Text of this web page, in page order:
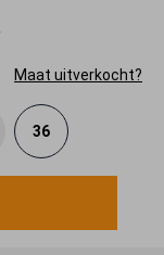
Maat uitverkocht?
36